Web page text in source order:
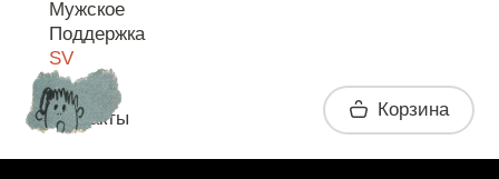
Мужское
Поддержка
SV
Контакты Корзина